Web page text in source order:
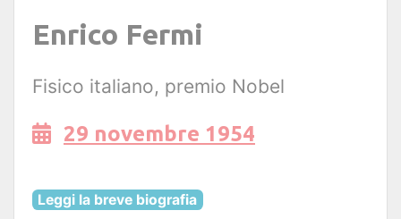
Enrico Fermi
Fisico italiano, premio Nobel
29 novembre 1954
Leggi la breve biografia